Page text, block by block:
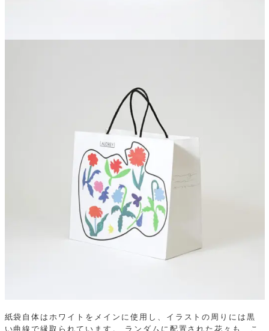
紙袋自体はホワイトをメインに使用し、イラストの周りには黒
い曲線で縁取られています。
ランダムに配置された花々も、こ